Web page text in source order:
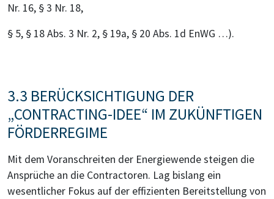
Nr. 16, § 3 Nr. 18,
§ 5, § 18 Abs. 3 Nr. 2, § 19a, § 20 Abs. 1d EnWG …).
3.3 BERÜCKSICHTIGUNG DER
„CONTRACTING-IDEE“ IM ZUKÜNFTIGEN
FÖRDERREGIME
Mit dem Voranschreiten der Energiewende steigen die
Ansprüche an die Contractoren. Lag bislang ein
wesentlicher Fokus auf der effizienten Bereitstellung von